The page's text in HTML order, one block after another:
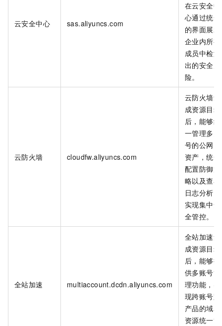
云安全中心 sas.aliyuncs.com
在云安全中
心通过统一
的界面展示
企业内所有
成员中检测
出的安全风
险。
云防火墙 cloudfw.aliyuncs.com
云防火墙集
成资源目录
后，能够统
一管理多账
号的公网
资产，统一
配置防御策
略以及查看
日志分析，
实现集中安
全管控。
全站加速 multiaccount.dcdn.aliyuncs.com
全站加速集
成资源目录
后，能够提
供多账号管
理功能，实
现跨账号跨
产品的域名
资源统一管